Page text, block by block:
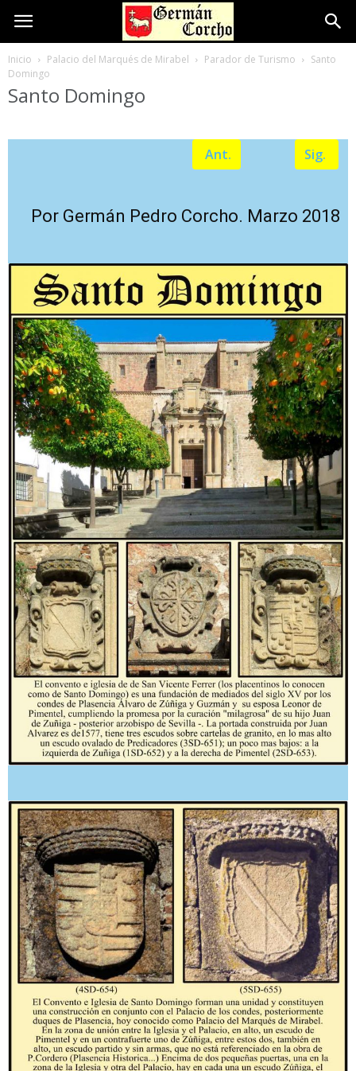
Inicio Palacio del Marqués de Mirabel Parador de Turismo
Santo
Domingo
Santo Domingo
Ant. Sig.
Por Germán Pedro Corcho. Marzo 2018